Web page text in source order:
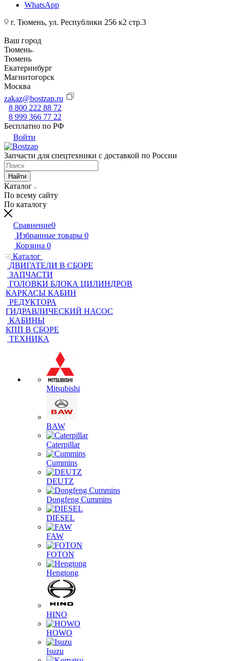
WhatsApp
г. Тюмень, ул. Республики 256 к2 стр.3
Ваш город
Тюмень
Тюмень
Екатеринбург
Магнитогорск
Москва
zakaz@bostzap.ru
8 800 222 88 72
8 999 366 77 22
Бесплатно по РФ
Войти
Запчасти для спецтехники с доставкой по России
Найти
Каталог
По всему сайту
По каталогу
Сравнение0
Избранные товары 0
Корзина 0
Каталог
ДВИГАТЕЛИ В СБОРЕ
ЗАПЧАСТИ
ГОЛОВКИ БЛОКА ЦИЛИНДРОВ
КАРКАСЫ КАБИН
РЕДУКТОРА
ГИДРАВЛИЧЕСКИЙ НАСОС
КАБИНЫ
КПП В СБОРЕ
ТЕХНИКА
Mitsubishi
BAW
Caterpillar
Cummins
DEUTZ
Dongfeng Cummins
DIESEL
FAW
FOTON
Hengtong
HINO
HOWO
Isuzu